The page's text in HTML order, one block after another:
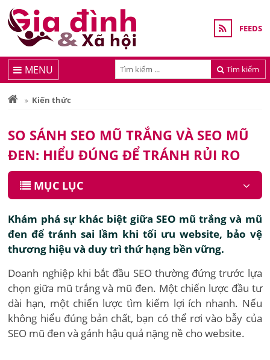
FEEDS
Tìm kiếm
MENU
Kiến thức
SO SÁNH SEO MŨ TRẮNG VÀ SEO MŨ
ĐEN: HIỂU ĐÚNG ĐỂ TRÁNH RỦI RO
MỤC LỤC
Khám phá sự khác biệt giữa SEO mũ trắng và mũ
đen để tránh sai lầm khi tối ưu website, bảo vệ
thương hiệu và duy trì thứ hạng bền vững.
Doanh nghiệp khi bắt đầu SEO thường đứng trước lựa
chọn giữa mũ trắng và mũ đen. Một chiến lược đầu tư
dài hạn, một chiến lược tìm kiếm lợi ích nhanh. Nếu
không hiểu đúng bản chất, bạn có thể rơi vào bẫy của
SEO mũ đen và gánh hậu quả nặng nề cho website.